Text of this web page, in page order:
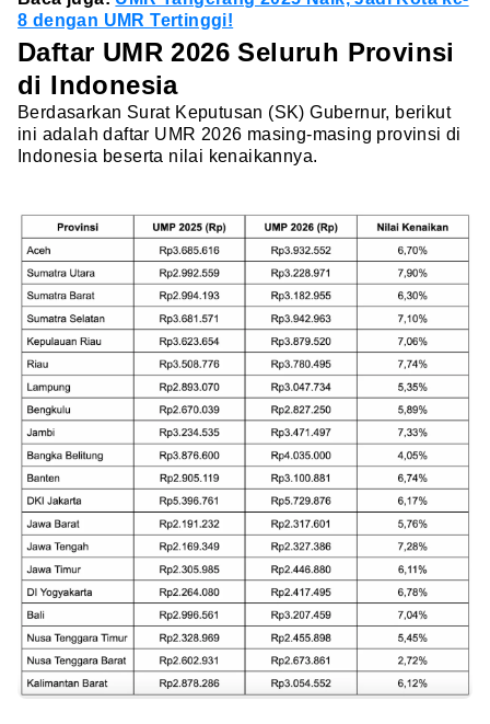
8 dengan UMR Tertinggi!
Daftar UMR 2026 Seluruh Provinsi
di Indonesia
Berdasarkan Surat Keputusan (SK) Gubernur, berikut
ini adalah daftar UMR 2026 masing-masing provinsi di
Indonesia beserta nilai kenaikannya.